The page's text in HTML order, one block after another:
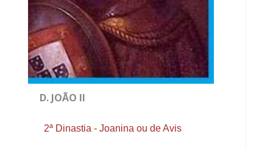
D. JOÃO II
2ª Dinastia - Joanina ou de Avis